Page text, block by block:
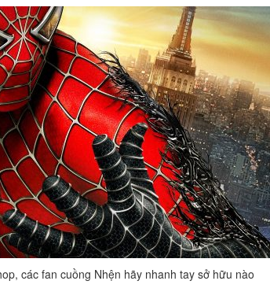
các fan cuồng Nhện hãy nhanh tay sở hữu nào